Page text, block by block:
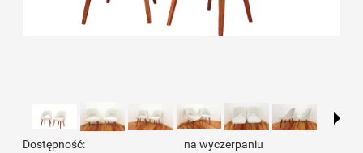
Dostępność:
na wyczerpaniu